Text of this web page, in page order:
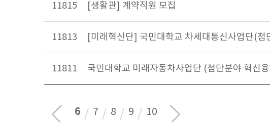
11815 [생활관] 계약직원 모집
11813 [미래혁신단] 국민대학교 차세대통신사업단(
11811 국민대학교 미래자동차사업단 (첨단분야 혁신
6 7 8 9 10